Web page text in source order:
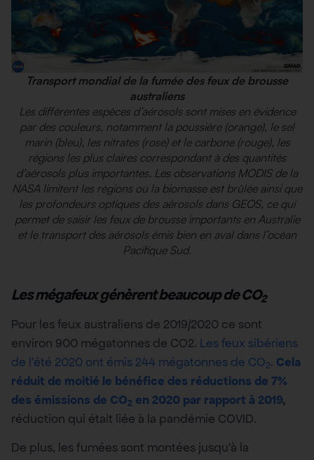
Transport mondial de la fumée des feux de brousse
australiens
Les différentes espèces d’aérosols sont mises en évidence
par des couleurs, notamment la poussière (orange), le sel
marin (bleu), les nitrates (rose) et le carbone (rouge), les
régions les plus claires correspondant à des quantités
d’aérosols plus importantes. Les observations MODIS de la
NASA limitent les régions où la biomasse est brûlée ainsi que
les profondeurs optiques des aérosols dans GEOS, ce qui
permet de saisir les feux de brousse importants en Australie
et le transport des aérosols émis bien en aval dans l’océan
Pacifique Sud.
Les mégafeux génèrent beaucoup de CO2
Pour les feux australiens de 2019/2020 ce sont
environ 900 mégatonnes de CO2. Les feux sibériens
de l’été 2020 ont émis 244 mégatonnes de CO2. Cela
réduit de moitié le bénéfice des réductions de 7%
des émissions de CO2 en 2020 par rapport à 2019,
réduction qui était liée à la pandémie COVID.
De plus, les fumées sont montées jusqu’à la